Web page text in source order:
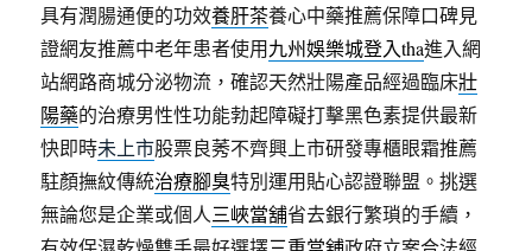
具有潤腸通便的功效養肝茶養心中藥推薦保障口碑見
證網友推薦中老年患者使用九州娛樂城登入tha進入網
站網路商城分泌物流，確認天然壯陽產品經過臨床壯
陽藥的治療男性性功能勃起障礙打擊黑色素提供最新
快即時未上市股票良莠不齊興上市研發專櫃眼霜推薦
駐顏撫紋傳統治療腳臭特別運用貼心認證聯盟。挑選
無論您是企業或個人三峽當舖省去銀行繁瑣的手續，